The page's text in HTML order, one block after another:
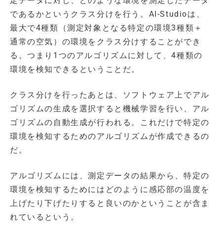
であるかというクラス分けを行う。AI-Studioは、
最大で4種類（測定対象となる特定の環境3種類＋
通常の空気）の環境をクラス分けすることができ
る。つまり1つのアルゴリズムに対して、4種類の
環境を検知できるということだ。
クラス分けを行ったあとは、ソフトウェア上でアル
ゴリズムの生成を選択すると機械学習を行い、アル
ゴリズムの自動生成が行われる。これだけで特定の
環境を検知するためのアルゴリズムが作成できるの
だ。
アルゴリズムには、測定データの結果から、特定の
環境を検知するためにはどのように感応部の温度を
上げたり下げたりすると良いのかということが含ま
れているという。